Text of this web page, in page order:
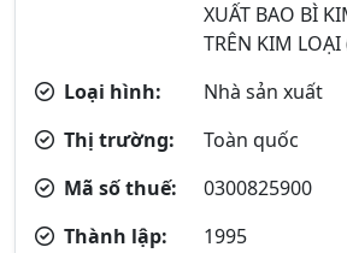
XUẤT BAO BÌ
TRÊN KIM LOẠI
Loại hình:
Nhà sản xuất
Thị trường:
Toàn quốc
Mã số thuế:
0300825900
Thành lập:
1995